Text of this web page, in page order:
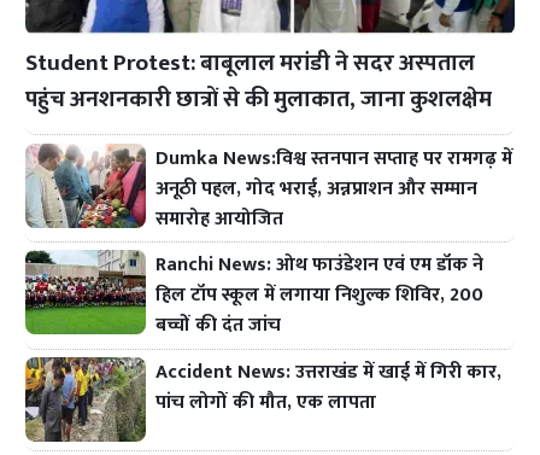
Student Protest: बाबूलाल मरांडी ने सदर अस्पताल
पहुंच अनशनकारी छात्रों से की मुलाकात, जाना कुशलक्षेम
Dumka News:विश्व स्तनपान सप्ताह पर रामगढ़ में
अनूठी पहल, गोद भराई, अन्नप्राशन और सम्मान
समारोह आयोजित
Ranchi News: ओथ फाउंडेशन एवं एम डॉक ने
हिल टॉप स्कूल में लगाया निशुल्क शिविर, 200
बच्चों की दंत जांच
Accident News: उत्तराखंड में खाई में गिरी कार,
पांच लोगों की मौत, एक लापता